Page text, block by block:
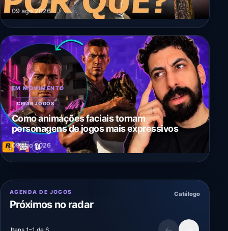
09 ago 2026
EM MOVIMENTO
CRIAR JOGOS
Como animações faciais tornam
personagens de jogos mais expressivos
09 ago 2026
AGENDA DE JOGOS
Próximos no radar
Catálogo
Itens 1–1 de 6